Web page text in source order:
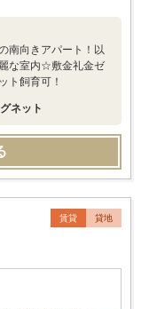
南向きアパート！以
な室内☆敷金礼金ゼ
ト飼育可！
ネット
賃貸 貸地